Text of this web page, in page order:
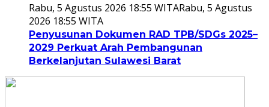
Rabu, 5 Agustus 2026 18:55 WITARabu, 5 Agustus
2026 18:55 WITA
Penyusunan Dokumen RAD TPB/SDGs 2025–
2029 Perkuat Arah Pembangunan
Berkelanjutan Sulawesi Barat